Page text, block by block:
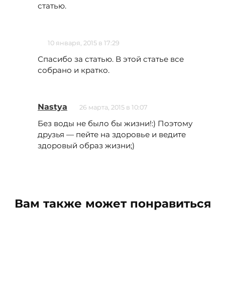
статью.
10 января, 2015 в 17:29
Спасибо за статью. В этой статье все
собрано и кратко.
Nastya 26 марта, 2015 в 10:07
Без воды не было бы жизни!:) Поэтому
друзья — пейте на здоровье и ведите
здоровый образ жизни;)
Вам также может понравиться